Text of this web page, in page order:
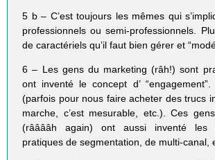
5 b – C’est toujours les mêmes qui
professionnels ou semi-professionnels.
de caractériels qu’il faut bien gérer et
6 – Les gens du marketing (râh!) sont
ont inventé le concept d’
(parfois pour nous faire acheter des trucs
marche, c’est mesurable, etc.). Ces
(rââââh again) ont aussi inventé les
pratiques de segmentation, de multi-canal,